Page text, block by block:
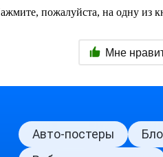
пожалуйста, на одну из
Мне